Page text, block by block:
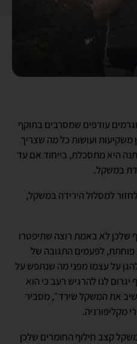
עודפים שמסרבים בתוקף
ועושות כל מה שצריך
היא מתסכלת, בייחוד אם עד
במשקל.
למסלול הירידה במשקל,
שלכן לא באמת רוצה שתיפטרו
לפעמים התגובה של
על עצמו מפני מה שנתפש על
לנו להרגיש רעב כי הוא
את המשקל שירד״, מסביר
מקליפורניה.
קצב חילוף החומרים שלכן